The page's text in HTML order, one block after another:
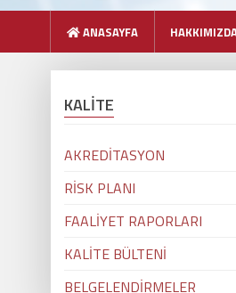
ANASAYFA
KALİTE
AKREDİTASYON
RİSK PLANI
FAALİYET RAPORLARI
KALİTE BÜLTENİ
BELGELENDİRMELER